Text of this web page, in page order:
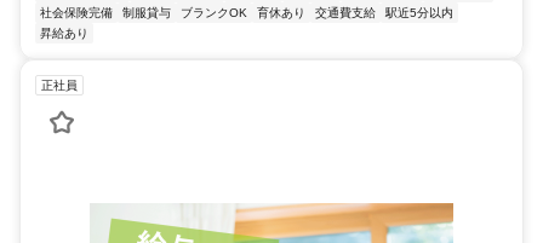
社会保険完備
制服貸与 ブランクOK 育休あり 交通費支給
駅近5分以内
昇給あり
正社員